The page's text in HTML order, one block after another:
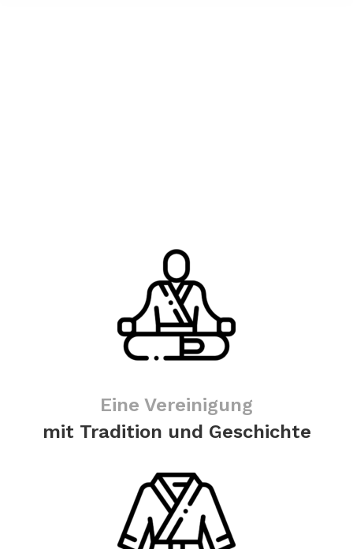
Eine Vereinigung
mit Tradition und Geschichte